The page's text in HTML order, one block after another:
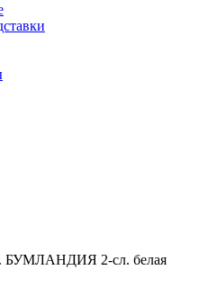
БУМЛАНДИЯ 2-сл. белая